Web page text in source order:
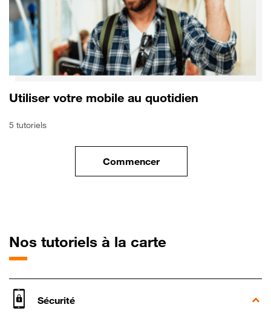
Utiliser votre mobile au quotidien
5 tutoriels
Commencerle tuto pour Utiliser votre
Nos tutoriels à la carte
Sécurité